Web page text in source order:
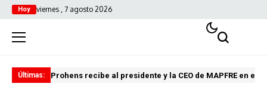
Hoy viernes , 7 agosto 2026
Últimas: Prohens recibe al presidente y la CEO de MAPFRE en el